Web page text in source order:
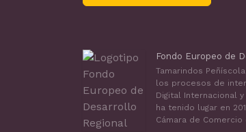
Fondo Europeo de
Tamarindos
los procesos de
Digital Internacional
ha tenido lugar en
Cámara de